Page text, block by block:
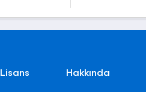
Lisans Hakkında